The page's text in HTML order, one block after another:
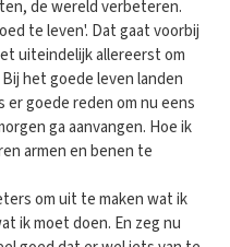
de wereld verbeteren.
te leven'. Dat gaat voorbij
uiteindelijk allereerst om
het goede leven landen
goede reden om nu eens
ga aanvangen. Hoe ik
armen en benen te
om uit te maken wat ik
ik moet doen. En zeg nu